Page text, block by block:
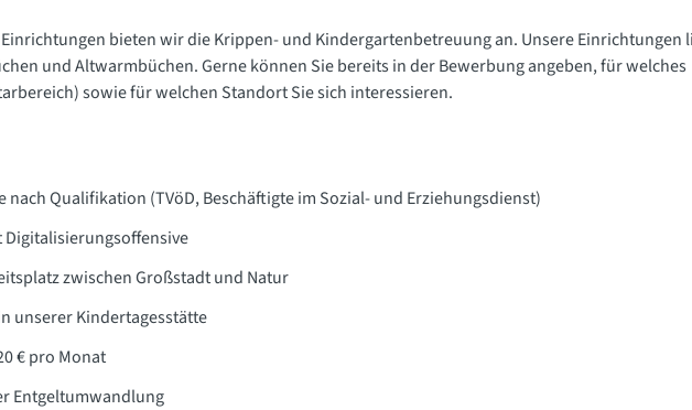
bieten wir die Krippen- und Kindergartenbetreuung an. Unsere Einrichtungen
und Altwarmbüchen. Gerne können Sie bereits in der Bewerbung angeben, für welches
sowie für welchen Standort Sie sich interessieren.
nach Qualifikation (TVöD, Beschäftigte im Sozial- und Erziehungsdienst)
zwischen Großstadt und Natur
unserer Kindertagesstätte
€ pro Monat
Entgeltumwandlung